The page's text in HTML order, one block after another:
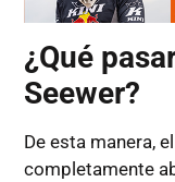
¿Qué
Seewer?
De esta manera,
completamente